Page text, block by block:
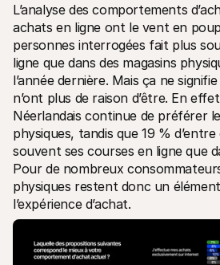
L’analyse des comportements
achats en ligne ont le vent en
personnes interrogées fait plus
ligne que dans des magasins
l’année dernière. Mais ça ne
n’ont plus de raison d’être. En
Néerlandais continue de préférer
physiques, tandis que 19 %
souvent ses courses en ligne que
Pour de nombreux
physiques restent donc un
l’expérience d’achat.